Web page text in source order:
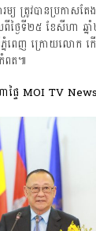
យ ត្រូវបានប្រកាសត
ពីថ្ងៃទី២៥ ខែសីហា
ភ្នំពេញ ក្រោយលោក ក
ពត៕
ផ្ទៃ MOI TV News